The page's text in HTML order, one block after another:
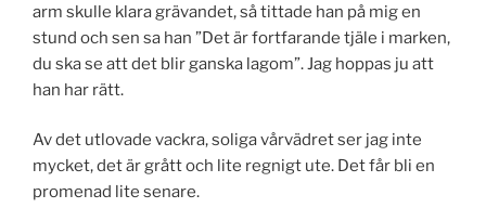
arm skulle klara grävandet, så tittade han på mig en
stund och sen sa han ”Det är fortfarande tjäle i marken,
du ska se att det blir ganska lagom”. Jag hoppas ju att
han har rätt.
Av det utlovade vackra, soliga vårvädret ser jag inte
mycket, det är grått och lite regnigt ute. Det får bli en
promenad lite senare.